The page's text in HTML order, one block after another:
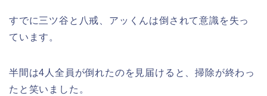
すでに三ツ谷と八戒、アッくんは倒されて意識を失っ
ています。
半間は4人全員が倒れたのを見届けると、掃除が終わっ
たと笑いました。